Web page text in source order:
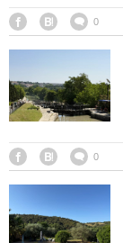
0
0
タイ